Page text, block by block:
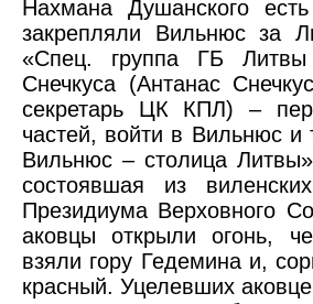
Нахмана Душанского
закрепляли Вильнюс за
«Спец. группа ГБ
Снечкуса (Антанас
секретарь ЦК КПЛ) –
частей, войти в Вильнюс
Вильнюс – столица
состоявшая из
Президиума Верховного
аковцы открыли огонь,
взяли гору Гедемина и,
красный. Уцелевших